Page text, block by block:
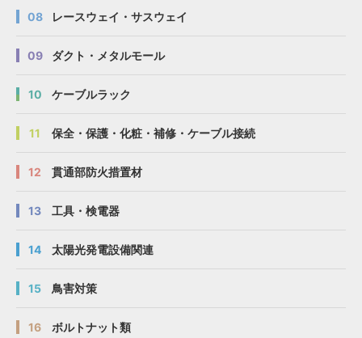
08 レースウェイ・サスウェイ
09 ダクト・メタルモール
10 ケーブルラック
11 保全・保護・化粧・補修・ケーブル接続
12 貫通部防火措置材
13 工具・検電器
14 太陽光発電設備関連
15 鳥害対策
16 ボルトナット類